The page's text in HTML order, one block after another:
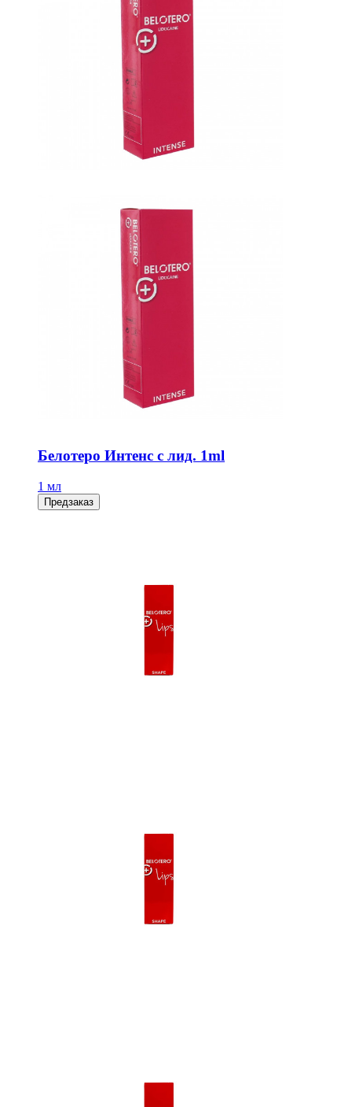
Белотеро Интенс с лид. 1ml
1 мл
Предзаказ